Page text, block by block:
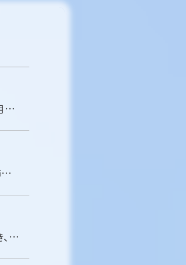
いつもご利用いただき、ありがとうございます。下記の日時にメンテナンスを実施します。 ・令和８年８月 ５日（水） ０：００ ～ ５：３０ ・令和８年８月１９日（水） ０：００ ～ ５：３０ メンテナンス中は、ホームページを […]
7月1日～7日まで、小松空港でANAと共同で七夕イベントを開催しました。ANAカウンター前に七夕飾りで装飾した笹と短冊を用意し、小松空港を利用されたお客さまに願い事を書いた短冊を飾りつけていただきました。願いを込めた色と […]
この度、グランドハンドリング職場見学会を下記のとおり開催いたします。実際の現場をご見学いただき、業務内容や職場の雰囲気を知っていただける機会となっております。 ぜひご参加ください。 ■開催日程 ・7月31日（金）・8月1 […]